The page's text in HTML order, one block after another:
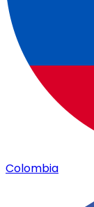
Colombia